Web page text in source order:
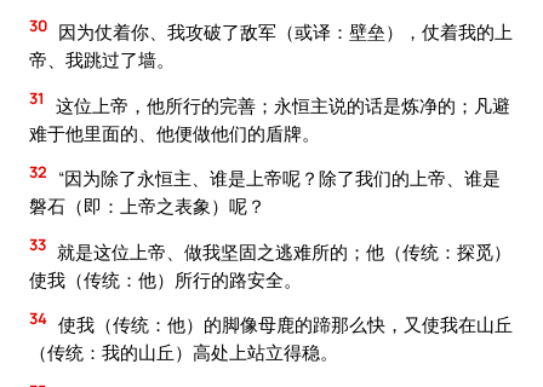
30 因为仗着你、我攻破了敌军（或译：壁垒），仗着我的上
帝、我跳过了墙。
31
这位上帝，他所行的完善；永恒主说的话是炼净的；凡避
难于他里面的、他便做他们的盾牌。
32
“因为除了永恒主、谁是上帝呢？除了我们的上帝、谁是
磐石（即：上帝之表象）呢？
33 就是这位上帝、做我坚固之逃难所的；他（传统：探觅）
使我（传统：他）所行的路安全。
34 使我（传统：他）的脚像母鹿的蹄那么快，又使我在山丘
（传统：我的山丘）高处上站立得稳。